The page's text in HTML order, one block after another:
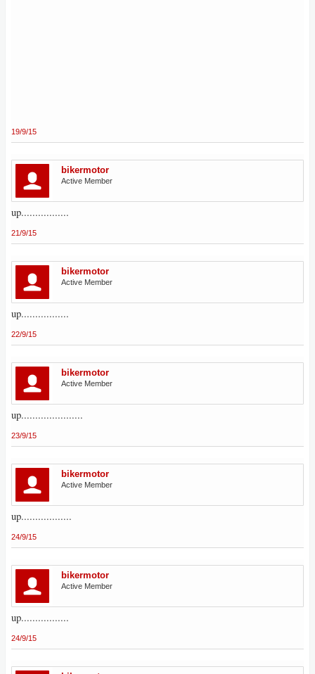
19/9/15
bikermotor
Active Member
up.................
21/9/15
bikermotor
Active Member
up.................
22/9/15
bikermotor
Active Member
up......................
23/9/15
bikermotor
Active Member
up..................
24/9/15
bikermotor
Active Member
up.................
24/9/15